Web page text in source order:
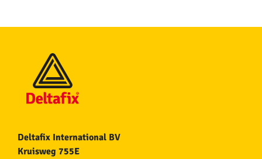
Deltafix International BV
Kruisweg 755E